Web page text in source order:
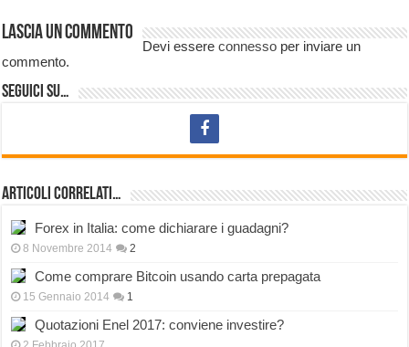
Lascia un commento
Devi essereconnesso per inviare un
commento.
Seguici su…
Articoli correlati…
Forex in Italia: come dichiarare i guadagni?
8 Novembre 2014 2
Come comprare Bitcoin usando carta prepagata
15 Gennaio 2014 1
Quotazioni Enel 2017: conviene investire?